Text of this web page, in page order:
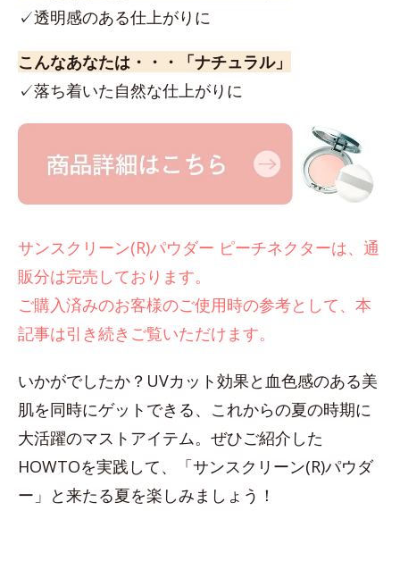
✓透明感のある仕上がりに
こんなあなたは・・・「ナチュラル」
✓落ち着いた自然な仕上がりに
サンスクリーン(R)パウダー ピーチネクターは、通
販分は完売しております。
ご購入済みのお客様のご使用時の参考として、本
記事は引き続きご覧いただけます。
いかがでしたか？UVカット効果と血色感のある美
肌を同時にゲットできる、これからの夏の時期に
大活躍のマストアイテム。ぜひご紹介した
HOWTOを実践して、「サンスクリーン(R)パウダ
ー」と来たる夏を楽しみましょう！